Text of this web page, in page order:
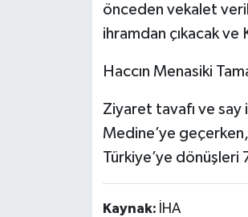
önceden vekalet
ihramdan çıkacak ve
Haccın Menasiki
Ziyaret tavafı ve say
Medine’ye
Türkiye’ye
Kaynak: İHA